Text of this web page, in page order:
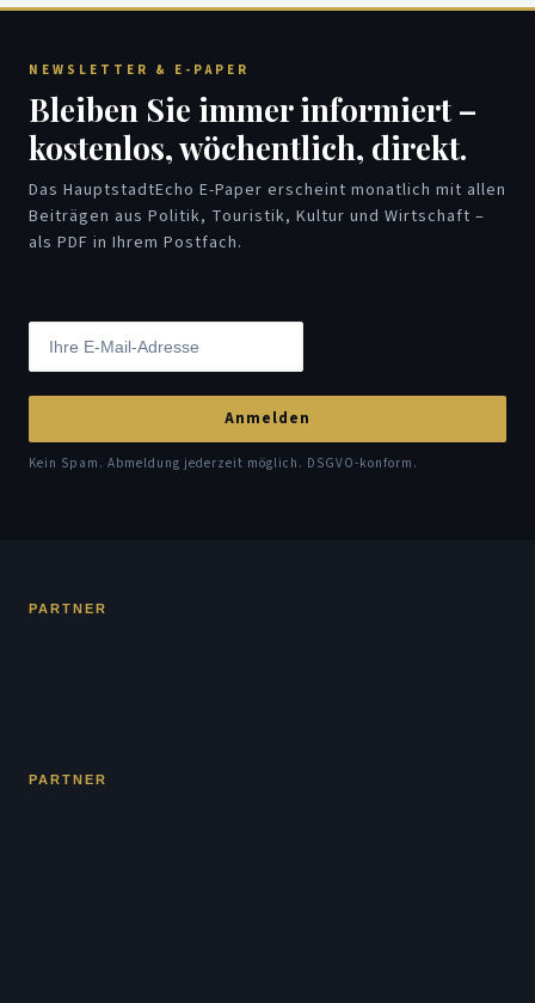
NEWSLETTER & E-PAPER
Bleiben Sie immer informiert –
kostenlos, wöchentlich, direkt.
Das HauptstadtEcho E-Paper erscheint monatlich mit allen
Beiträgen aus Politik, Touristik, Kultur und Wirtschaft –
als PDF in Ihrem Postfach.
Anmelden
Kein Spam. Abmeldung jederzeit möglich. DSGVO-konform.
PARTNER
PARTNER